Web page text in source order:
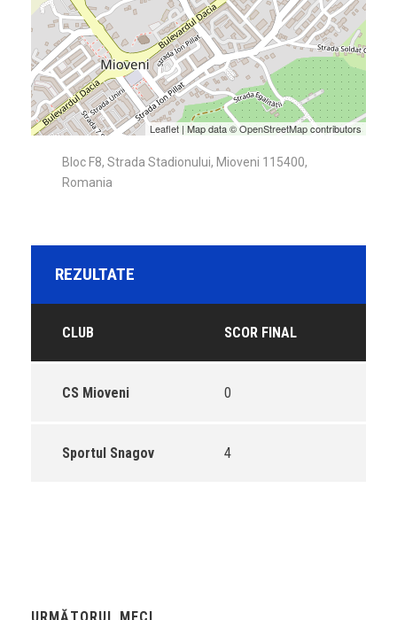
Leaflet | Map data ©OpenStreetMapcontributors
Bloc F8, Strada Stadionului, Mioveni 115400,
Romania
REZULTATE
CLUB SCOR FINAL
CS Mioveni 0
Sportul Snagov 4